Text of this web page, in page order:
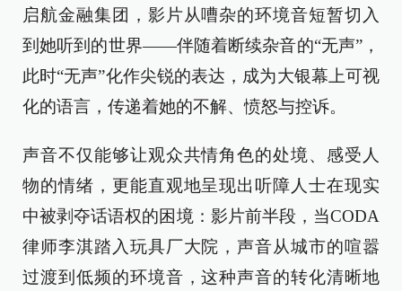
启航金融集团，影片从嘈杂的环境音短暂切入
到她听到的世界——伴随着断续杂音的“无声”，
此时“无声”化作尖锐的表达，成为大银幕上可视
化的语言，传递着她的不解、愤怒与控诉。
声音不仅能够让观众共情角色的处境、感受人
物的情绪，更能直观地呈现出听障人士在现实
中被剥夺话语权的困境：影片前半段，当CODA
律师李淇踏入玩具厂大院，声音从城市的喧嚣
过渡到低频的环境音，这种声音的转化清晰地